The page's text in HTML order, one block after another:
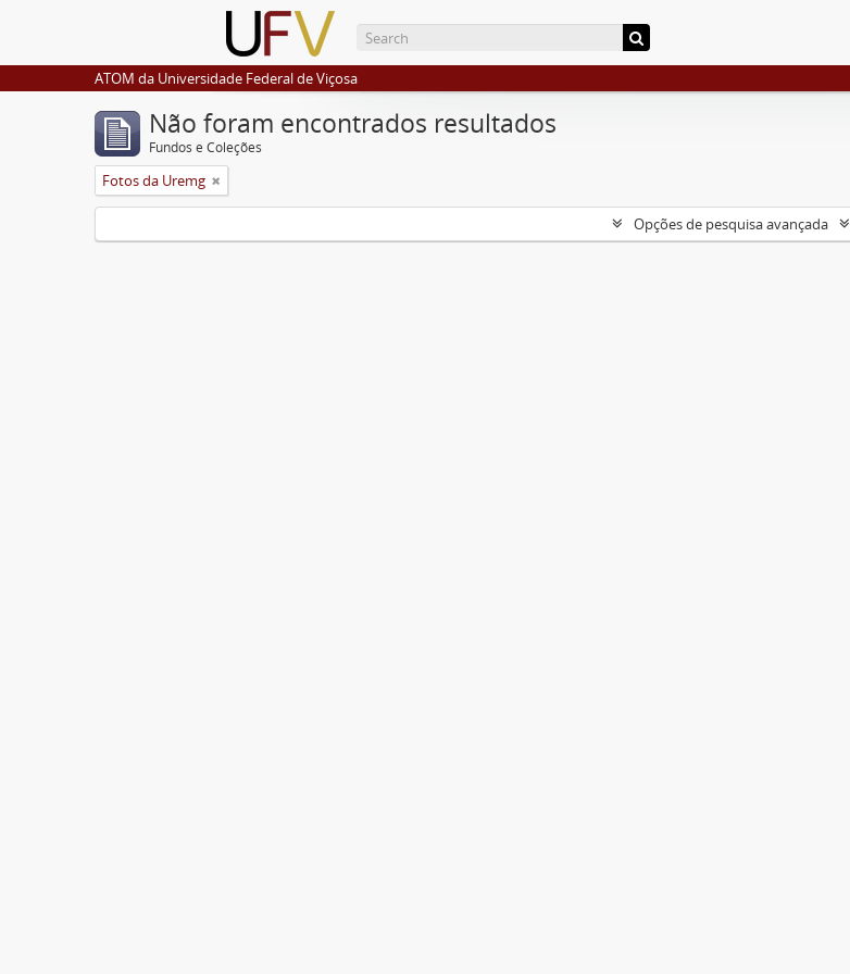
ATOM da Universidade Federal de Viçosa
Não foram encontrados resultados
Fundos e Coleções
Fotos da Uremg
Opções de pesquisa avançada